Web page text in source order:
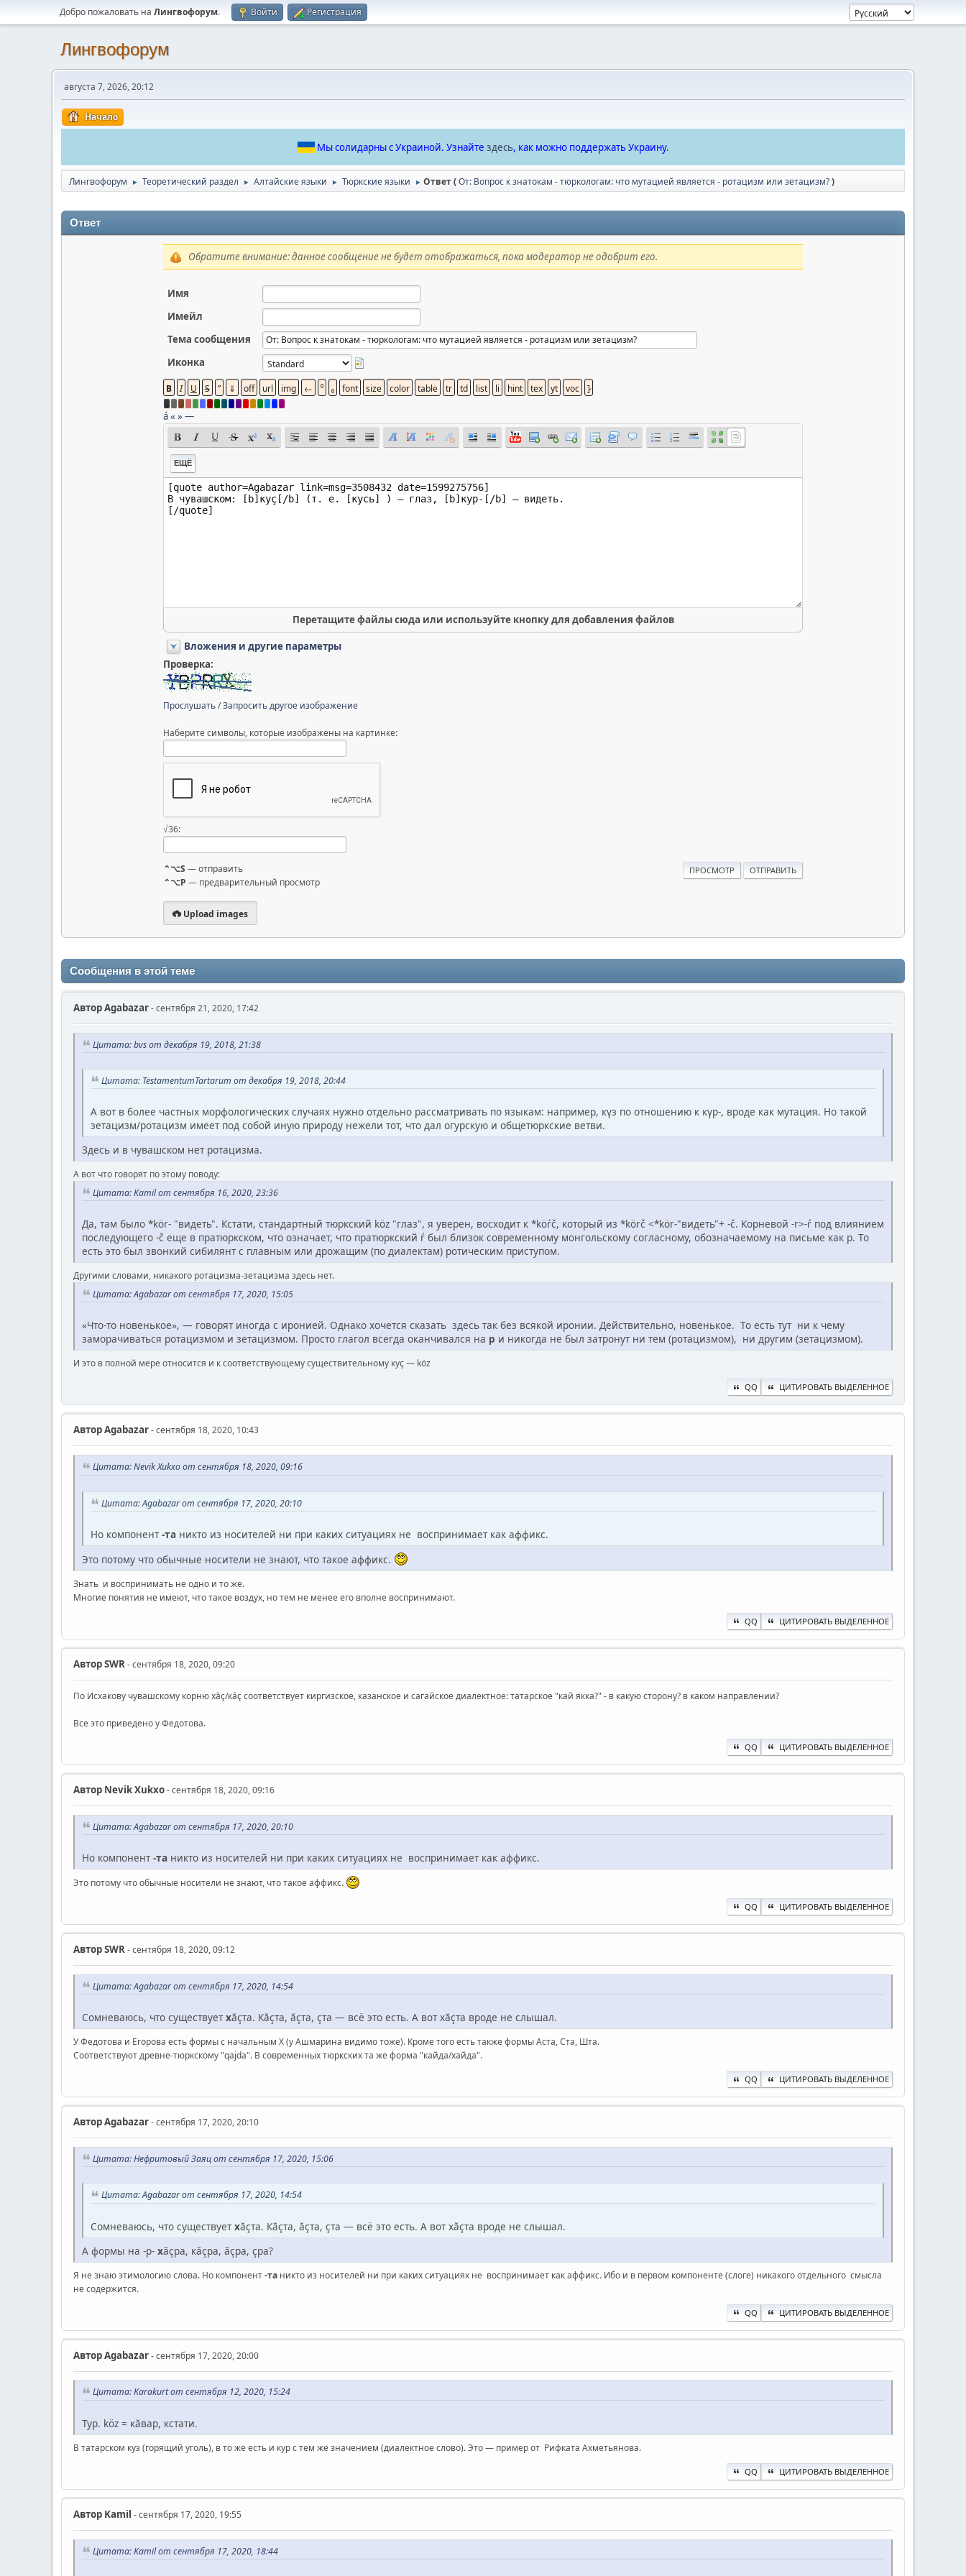
Добро пожаловать на Лингвофорум. Войти Регистрация
Лингвофорум
августа 7, 2026, 20:12
Начало
Мы солидарны с Украиной. Узнайте здесь, как можно поддержать Украину.
Лингвофорум ► Теоретический раздел ► Алтайские языки ► Тюркские языки ► Ответ (От: Вопрос к знатокам - тюркологам: что мутацией является - ротацизм или зетацизм?)
Ответ
Обратите внимание: данное сообщение не будет отображаться, пока модератор не одобрит его.
Имя
Имейл
Тема сообщения
Иконка
á« »—
ЕЩЁ
Перетащите файлы сюда или используйте кнопку для добавления файлов
Вложения и другие параметры
Проверка:
Прослушать/Запросить другое изображение
Наберите символы, которые изображены на картинке:
√36:
⌃⌥S — отправить
⌃⌥P — предварительный просмотр
Upload images
Сообщения в этой теме
АвторAgabazar- сентября 21, 2020, 17:42
Цитата: bvs от декабря 19, 2018, 21:38
Цитата: TestamentumTartarum от декабря 19, 2018, 20:44
А вот в более частных морфологических случаях нужно отдельно рассматривать по языкам: например, күз по отношению к күр-, вроде как мутация. Но такой
зетацизм/ротацизм имеет под собой иную природу нежели тот, что дал огурскую и общетюркские ветви.
Здесь и в чувашском нет ротацизма.
А вот что говорят по этому поводу:
Цитата: Kamil от сентября 16, 2020, 23:36
Да, там было *kör- "видеть". Кстати, стандартный тюркский köz "глаз", я уверен, восходит к *köŕč, который из *körč <*kör-"видеть"+ -č. Корневой -r>-ŕ под влиянием
последующего -č еще в пратюркском, что означает, что пратюркский ŕ был близок современному монгольскому согласному, обозначаемому на письме как р. То
есть это был звонкий сибилянт с плавным или дрожащим (по диалектам) ротическим приступом.
Другими словами, никакого ротацизма-зетацизма здесь нет.
Цитата: Agabazar от сентября 17, 2020, 15:05
«Что-то новенькое», — говорят иногда с иронией. Однако хочется сказать здесь так без всякой иронии. Действительно, новенькое. То есть тут ни к чему
заморачиваться ротацизмом и зетацизмом. Просто глагол всегда оканчивался на р и никогда не был затронут ни тем (ротацизмом), ни другим (зетацизмом).
И это в полной мере относится и к соответствующему существительному куç — köz
QQ ЦИТИРОВАТЬ ВЫДЕЛЕННОЕ
АвторAgabazar- сентября 18, 2020, 10:43
Цитата: Nevik Xukxo от сентября 18, 2020, 09:16
Цитата: Agabazar от сентября 17, 2020, 20:10
Но компонент-та никто из носителей ни при каких ситуациях не воспринимает как аффикс.
Это потому что обычные носители не знают, что такое аффикс.
Знать и воспринимать не одно и то же.
Многие понятия не имеют, что такое воздух, но тем не менее его вполне воспринимают.
QQ ЦИТИРОВАТЬ ВЫДЕЛЕННОЕ
АвторSWR- сентября 18, 2020, 09:20
По Исхакову чувашскому корню хăç/кăç соответствует киргизское, казанское и сагайское диалектное: татарское "кай якка?" - в какую сторону? в каком направлении?
Все это приведено у Федотова.
QQ ЦИТИРОВАТЬ ВЫДЕЛЕННОЕ
Автор Nevik Xukxo- сентября 18, 2020, 09:16
Цитата: Agabazar от сентября 17, 2020, 20:10
Но компонент-та никто из носителей ни при каких ситуациях не воспринимает как аффикс.
Это потому что обычные носители не знают, что такое аффикс.
QQ ЦИТИРОВАТЬ ВЫДЕЛЕННОЕ
АвторSWR- сентября 18, 2020, 09:12
Цитата: Agabazar от сентября 17, 2020, 14:54
Сомневаюсь, что существуетхăçта. Кăçта, ăçта, çта — всё это есть. А вот хăçта вроде не слышал.
У Федотова и Егорова есть формы с начальным Х (у Ашмарина видимо тоже). Кроме того есть также формы Аста, Ста, Шта.
Соответствуют древне-тюркскому "qajda". В современных тюркских та же форма "кайда/хайда".
QQ ЦИТИРОВАТЬ ВЫДЕЛЕННОЕ
АвторAgabazar- сентября 17, 2020, 20:10
Цитата: Нефритовый Заяц от сентября 17, 2020, 15:06
Цитата: Agabazar от сентября 17, 2020, 14:54
Сомневаюсь, что существуетхăçта. Кăçта, ăçта, çта — всё это есть. А вот хăçта вроде не слышал.
А формы на -р- хăçра, кăçра, ăçра, çра?
Я не знаю этимологию слова. Но компонент-та никто из носителей ни при каких ситуациях не воспринимает как аффикс. Ибо и в первом компоненте (слоге) никакого отдельного смысла
не содержится.
QQ ЦИТИРОВАТЬ ВЫДЕЛЕННОЕ
АвторAgabazar- сентября 17, 2020, 20:00
Цитата: Karakurt от сентября 12, 2020, 15:24
Тур. köz = кăвар, кстати.
В татарском куз (горящий уголь), в то же есть и кур с тем же значением (диалектное слово). Это — пример от Рифката Ахметьянова.
QQ ЦИТИРОВАТЬ ВЫДЕЛЕННОЕ
Автор Kamil - сентября 17, 2020, 19:55
Цитата: Kamil от сентября 17, 2020, 18:44